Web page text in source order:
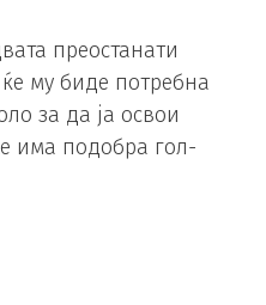
преостанати
му биде потребна
за да ја освои
има подобра гол-